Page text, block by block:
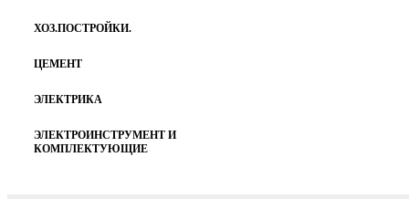
ХОЗ.ПОСТРОЙКИ.
ЦЕМЕНТ
ЭЛЕКТРИКА
ЭЛЕКТРОИНСТРУМЕНТ И
КОМПЛЕКТУЮЩИЕ